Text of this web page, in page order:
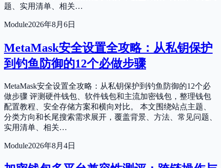
题、实用清单、相关…
Module2026年8月6日
MetaMask安全设置全攻略：从私钥保护
到钓鱼防御的12个必做步骤
MetaMask安全设置全攻略：从私钥保护到钓鱼防御的12个必
做步骤 评测硬件钱包、软件钱包和主流加密钱包，整理钱包
配置教程、安全存储方案和横向对比。 本文围绕站点主题、
分类方向和长尾搜索需求展开，覆盖背景、方法、常见问题、
实用清单、相关…
Module2026年8月4日